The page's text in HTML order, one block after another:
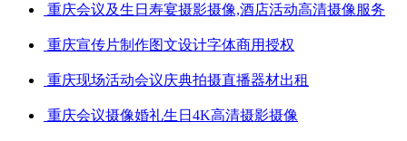
重庆会议及生日寿宴摄影摄像,酒店活动高清摄像服务
重庆宣传片制作图文设计字体商用授权
重庆现场活动会议庆典拍摄直播器材出租
重庆会议摄像婚礼生日4K高清摄影摄像